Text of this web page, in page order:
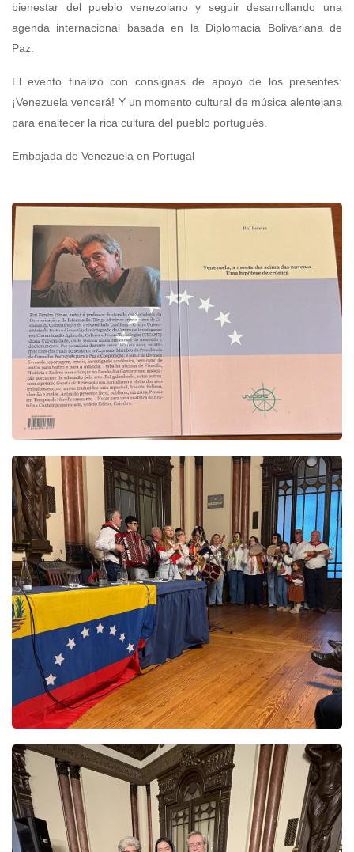
bienestar del pueblo venezolano y seguir desarrollando una
agenda internacional basada en la Diplomacia Bolivariana de
Paz.
El evento finalizó con consignas de apoyo de los presentes:
¡Venezuela vencerá! Y un momento cultural de música alentejana
para enaltecer la rica cultura del pueblo portugués.
Embajada de Venezuela en Portugal